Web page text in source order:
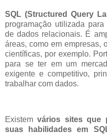
SQL (Structured Query
programação utilizada
de dados relacionais. É
áreas, como em empresas,
científicas, por exemplo.
para se ter em um
exigente e competitivo,
trabalhar com dados.
Existemvários sites que
suas habilidades em